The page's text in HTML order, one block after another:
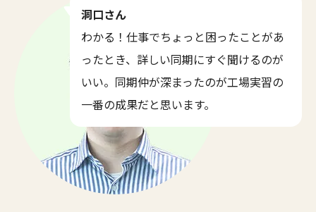
洞口さん
わかる！仕事でちょっと困ったことがあ
ったとき、詳しい同期にすぐ聞けるのが
いい。同期仲が深まったのが工場実習の
一番の成果だと思います。